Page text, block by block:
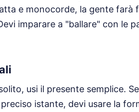
e monocorde, la gente farà
imparare a "ballare" con le
usi il presente semplice.
istante, devi usare la